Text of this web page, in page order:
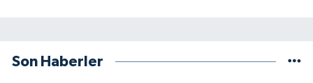
Son Haberler